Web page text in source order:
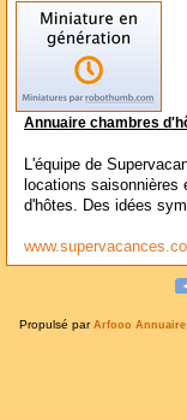
Annuaire chambres
L'équipe de
locations saisonnières
d'hôtes. Des idées
Propulsé par Arfooo Annuaire